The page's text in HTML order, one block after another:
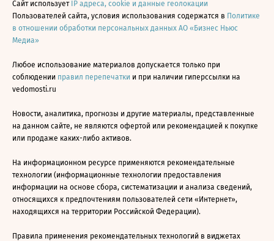
Сайт использует IP адреса, cookie и данные геолокации
Пользователей сайта, условия использования содержатся в Политике
в отношении обработки персональных данных АО «Бизнес Ньюс
Медиа»
Любое использование материалов допускается только при
соблюдении правил перепечатки и при наличии гиперссылки на
vedomosti.ru
Новости, аналитика, прогнозы и другие материалы, представленные
на данном сайте, не являются офертой или рекомендацией к покупке
или продаже каких-либо активов.
На информационном ресурсе применяются рекомендательные
технологии (информационные технологии предоставления
информации на основе сбора, систематизации и анализа сведений,
относящихся к предпочтениям пользователей сети «Интернет»,
находящихся на территории Российской Федерации).
Правила применения рекомендательных технологий в виджетах